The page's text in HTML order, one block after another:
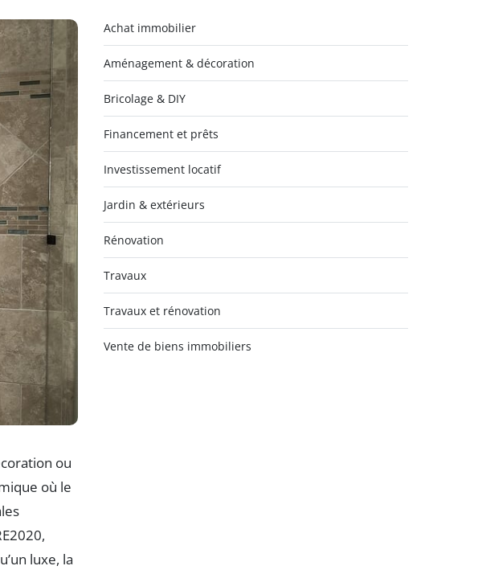
ou
où le
luxe, la
Achat immobilier
Aménagement & décoration
Bricolage & DIY
Financement et prêts
Investissement locatif
Jardin & extérieurs
Rénovation
Travaux
Travaux et rénovation
Vente de biens immobiliers